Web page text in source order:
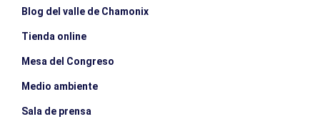
Blog del valle de Chamonix
Tienda online
Mesa del Congreso
Medio ambiente
Sala de prensa